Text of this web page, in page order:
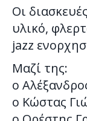
Οι
υλικό,
jazz
Μαζί της:
o
o Κώστας